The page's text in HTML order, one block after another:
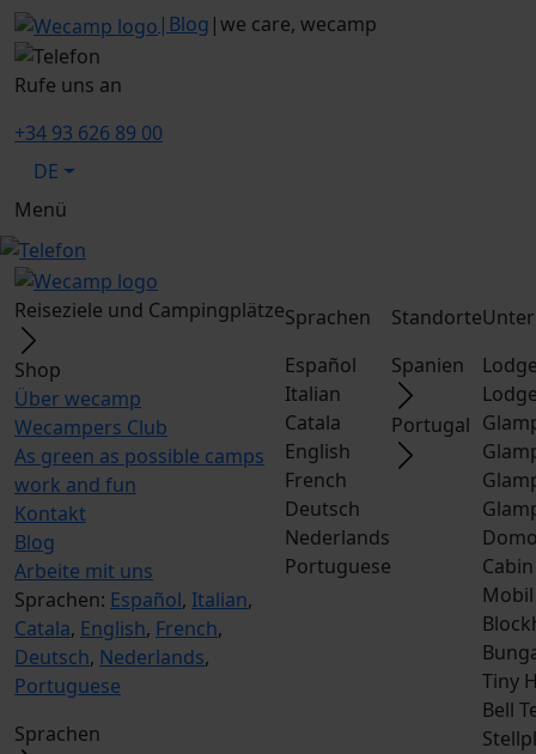
| Blog |we care, wecamp
Rufe uns an
+34 93 626 89 00
DE
Menü
Reiseziele und Campingplätze
Shop
Über wecamp
Wecampers Club
As green as possible camps
work and fun
Kontakt
Blog
Arbeite mit uns
Sprachen: Español, Italian,
Catala, English, French,
Deutsch, Nederlands,
Portuguese
Sprachen
Sprachen
Español
Italian
Catala
English
French
Deutsch
Nederlands
Portuguese
Standorte
Spanien
Portugal
Tiny
Bell